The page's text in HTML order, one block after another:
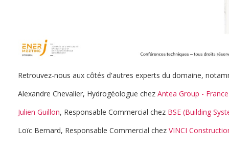
Retrouvez-nous aux côtés d'autres experts du domaine,
Alexandre Chevalier, Hydrogéologue chez Antea Group - France
Julien Guillon, Responsable Commercial chez BSE (Building
Loïc Bernard, Responsable Commercial chez VINCI